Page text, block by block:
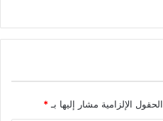
الحقول الإلزامية مشار إليها بـ *